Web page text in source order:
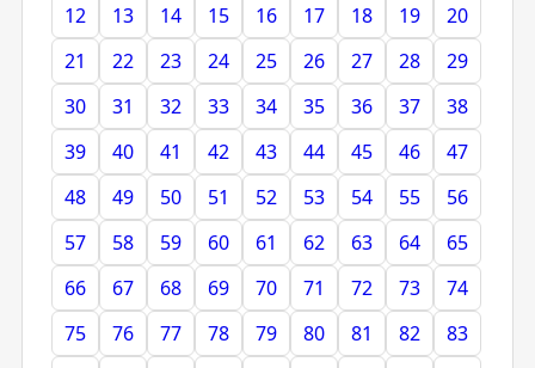
12
13 14 15 16 17 18 19
20
21
22 23 24 25 26 27 28
29
30
31 32 33 34 35 36 37
38
39
40 41 42 43 44 45 46
47
48
49 50 51 52 53 54 55
56
57
58 59 60 61 62 63 64
65
66
67 68 69 70 71 72 73
74
75
76 77 78 79 80 81 82
83